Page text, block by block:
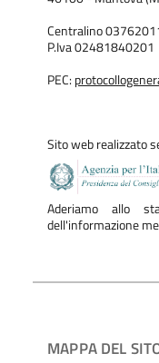
Centralino
P.Iva 02481840201
PEC:
Sito web realizzato
Aderiamo allo
dell'informazione
MAPPA DEL